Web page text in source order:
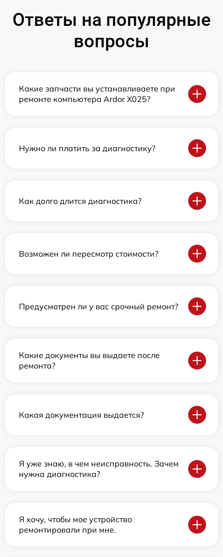
Ответы на популярные
вопросы
Какие запчасти вы устанавливаете при
ремонте компьютера Ardor X025?
Нужно ли платить за диагностику?
Как долго длится диагностика?
Возможен ли пересмотр стоимости?
Предусмотрен ли у вас срочный ремонт?
Какие документы вы выдаете после
ремонта?
Какая документация выдается?
Я уже знаю, в чем неисправность. Зачем
нужна диагностика?
Я хочу, чтобы мое устройство
ремонтировали при мне.